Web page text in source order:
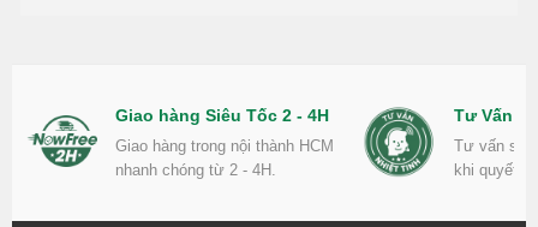
Giao hàng Siêu Tốc 2 - 4H
Giao hàng trong nội thành HCM
nhanh chóng từ 2 - 4H.
Tư Vấn
Tư vấn
khi quyết